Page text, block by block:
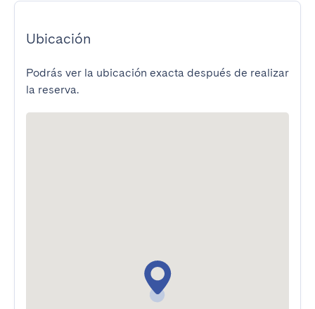
Ubicación
Podrás ver la ubicación exacta después de realizar
la reserva.